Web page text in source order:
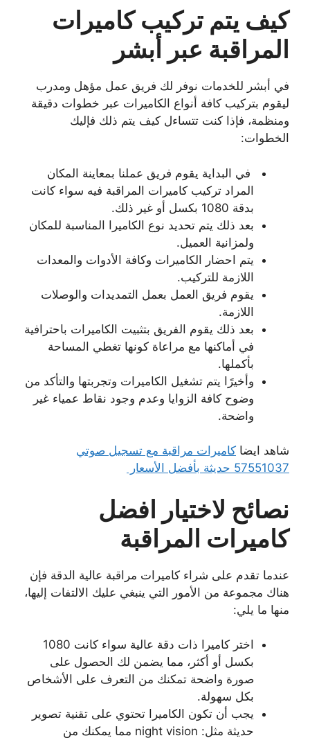
كيف يتم تركيب كاميرات
المراقبة عبر أبشر
في أبشر للخدمات نوفر لك فريق عمل مؤهل ومدرب
ليقوم بتركيب كافة أنواع الكاميرات عبر خطوات دقيقة
ومنظمة، فإذا كنت تتساءل كيف يتم ذلك فإليك
الخطوات:
في البداية يقوم فريق عملنا بمعاينة المكان
المراد تركيب كاميرات المراقبة فيه سواء كانت
بدقة 1080 بكسل أو غير ذلك.
بعد ذلك يتم تحديد نوع الكاميرا المناسبة للمكان
ولمزانية العميل.
يتم احضار الكاميرات وكافة الأدوات والمعدات
اللازمة للتركيب.
يقوم فريق العمل بعمل التمديدات والوصلات
اللازمة.
بعد ذلك يقوم الفريق بتثبيت الكاميرات باحترافية
في أماكنها مع مراعاة كونها تغطي المساحة
بأكملها.
وأخيرًا يتم تشغيل الكاميرات وتجربتها والتأكد من
وضوح كافة الزوايا وعدم وجود نقاط عمياء غير
واضحة.
شاهد ايضا كاميرات مراقبة مع تسجيل صوتي
57551037 حديثة بأفضل الأسعار
نصائح لاختيار افضل
كاميرات المراقبة
عندما تقدم على شراء كاميرات مراقبة عالية الدقة فإن
هناك مجموعة من الأمور التي ينبغي عليك الالتفات إليها،
منها ما يلي:
اختر كاميرا ذات دقة عالية سواء كانت 1080
بكسل أو أكثر، مما يضمن لك الحصول على
صورة واضحة تمكنك من التعرف على الأشخاص
بكل سهولة.
يجب أن تكون الكاميرا تحتوي على تقنية تصوير
حديثة مثل: night vision مما يمكنك من